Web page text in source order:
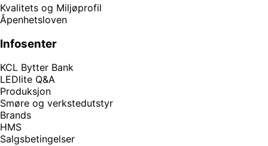
Kvalitets og Miljøprofil
Åpenhetsloven
Infosenter
KCL Bytter Bank
LEDlite Q&A
Produksjon
Smøre og verkstedutstyr
Brands
HMS
Salgsbetingelser